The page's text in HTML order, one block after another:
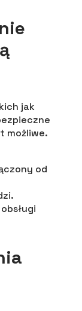
jak
możliwe.
od